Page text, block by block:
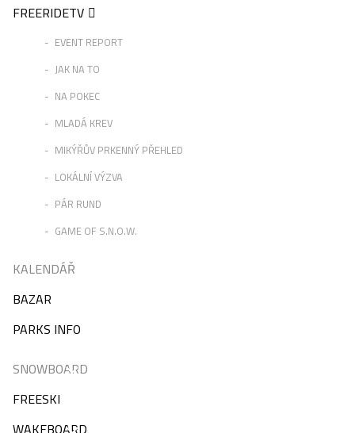
FREERIDETV
EVENT REPORT
JAK NA TO
NA POKEC
MLADÁ KREV
MIKÝŘŮV PRKENNÝ PŘEHLED
LOKÁLNÍ VÝZVA
PÁR RUND
GAME OF S.N.O.W.
KALENDÁŘ
BAZAR
PARKS INFO
SNOWBOARD
FREESKI